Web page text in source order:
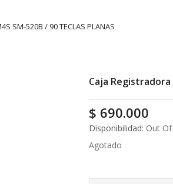
SM-520B / 90 TECLAS PLANAS
Caja Registradora
$ 690.000
Disponibilidad: Out
Agotado